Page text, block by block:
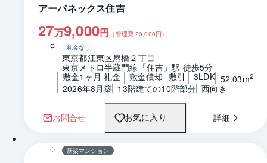
アーバネックス住吉
27万9,000円 （管理費20,000円）
礼金なし
東京都江東区扇橋２丁目
東京メトロ半蔵門線「住吉」駅 徒歩5分
敷金1ヶ月 礼金- 敷金償却- 敷引- 3LDK 52.03m2
2026年8月築 13階建ての10階部分 西向き
お問合せ お気に入り 詳細
1 / 0 間取り
新築マンション